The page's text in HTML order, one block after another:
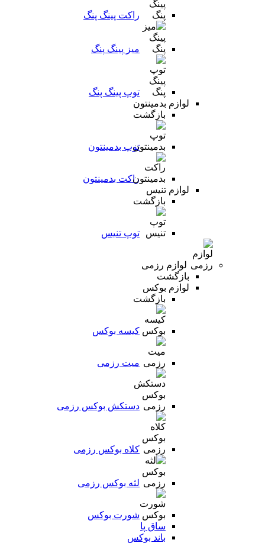
راکت پینگ پنگ
میز پینگ پنگ
توپ پینگ پنگ
لوازم بدمینتون
بازگشت
توپ بدمینتون
راکت بدمینتون
لوازم تنیس
بازگشت
توپ تنیس
لوازم رزمی
بازگشت
لوازم بوکس
بازگشت
کیسه بوکس
میت رزمی
دستکش بوکس رزمی
کلاه بوکس رزمی
لثه بوکس رزمی
شورت بوکس
ساق پا
باند بوکس